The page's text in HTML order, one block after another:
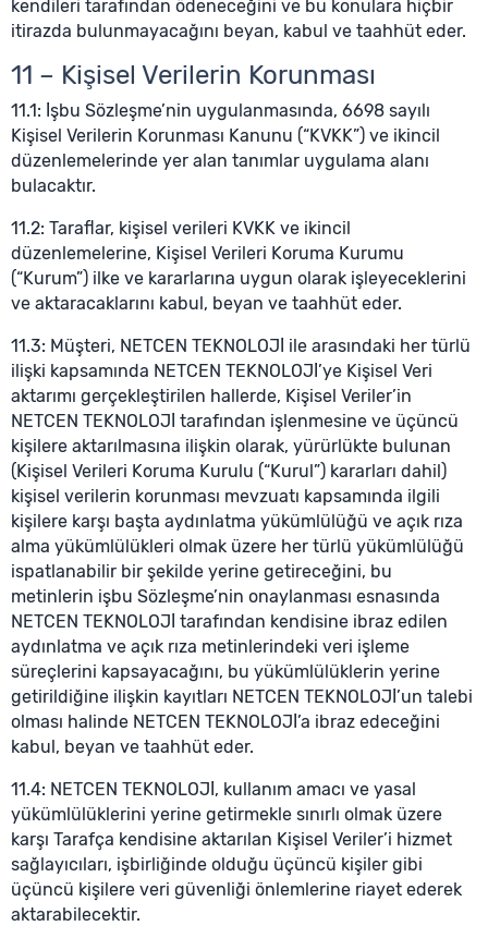
kendileri tarafından ödeneceğini ve bu konulara hiçbir
itirazda bulunmayacağını beyan, kabul ve taahhüt eder.
11 – Kişisel Verilerin Korunması
11.1: İşbu Sözleşme’nin uygulanmasında, 6698 sayılı
Kişisel Verilerin Korunması Kanunu (“KVKK”) ve ikincil
düzenlemelerinde yer alan tanımlar uygulama alanı
bulacaktır.
11.2: Taraflar, kişisel verileri KVKK ve ikincil
düzenlemelerine, Kişisel Verileri Koruma Kurumu
(“Kurum”) ilke ve kararlarına uygun olarak işleyeceklerini
ve aktaracaklarını kabul, beyan ve taahhüt eder.
11.3: Müşteri, NETCEN TEKNOLOJİ ile arasındaki her türlü
ilişki kapsamında NETCEN TEKNOLOJİ’ye Kişisel Veri
aktarımı gerçekleştirilen hallerde, Kişisel Veriler’in
NETCEN TEKNOLOJİ tarafından işlenmesine ve üçüncü
kişilere aktarılmasına ilişkin olarak, yürürlükte bulunan
(Kişisel Verileri Koruma Kurulu (“Kurul”) kararları dahil)
kişisel verilerin korunması mevzuatı kapsamında ilgili
kişilere karşı başta aydınlatma yükümlülüğü ve açık rıza
alma yükümlülükleri olmak üzere her türlü yükümlülüğü
ispatlanabilir bir şekilde yerine getireceğini, bu
metinlerin işbu Sözleşme’nin onaylanması esnasında
NETCEN TEKNOLOJİ tarafından kendisine ibraz edilen
aydınlatma ve açık rıza metinlerindeki veri işleme
süreçlerini kapsayacağını, bu yükümlülüklerin yerine
getirildiğine ilişkin kayıtları NETCEN TEKNOLOJİ’un talebi
olması halinde NETCEN TEKNOLOJİ’a ibraz edeceğini
kabul, beyan ve taahhüt eder.
11.4: NETCEN TEKNOLOJİ, kullanım amacı ve yasal
yükümlülüklerini yerine getirmekle sınırlı olmak üzere
karşı Tarafça kendisine aktarılan Kişisel Veriler’i hizmet
sağlayıcıları, işbirliğinde olduğu üçüncü kişiler gibi
üçüncü kişilere veri güvenliği önlemlerine riayet ederek
aktarabilecektir.